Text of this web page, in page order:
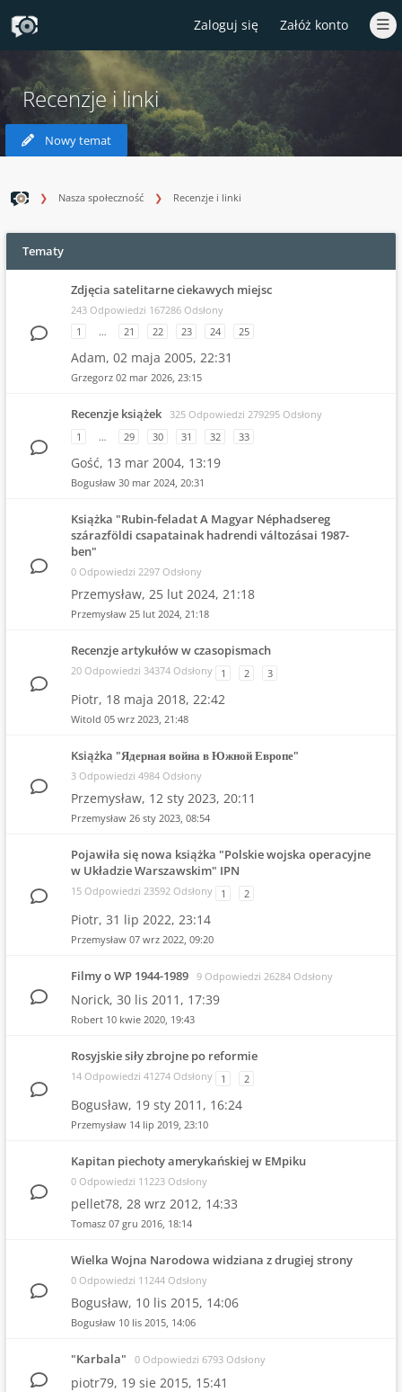
Zaloguj się Załóż konto
Recenzje i linki
Nowy temat
Nasza społeczność Recenzje i linki
Tematy
Zdjęcia satelitarne ciekawych miejsc
243 Odpowiedzi 167286 Odsłony
1
… 21 22 23 24 25
Adam, 02 maja 2005, 22:31
Grzegorz 02 mar 2026, 23:15
Recenzje książek 325 Odpowiedzi 279295 Odsłony
1
… 29 30 31 32 33
Gość, 13 mar 2004, 13:19
Bogusław 30 mar 2024, 20:31
Książka "Rubin-feladat A Magyar Néphadsereg
szárazföldi csapatainak hadrendi változásai 1987-
ben"
0 Odpowiedzi 2297 Odsłony
Przemysław, 25 lut 2024, 21:18
Przemysław 25 lut 2024, 21:18
Recenzje artykułów w czasopismach
20 Odpowiedzi 34374 Odsłony 1 2 3
Piotr, 18 maja 2018, 22:42
Witold 05 wrz 2023, 21:48
Książka "Ядерная война в Южной Европе"
3 Odpowiedzi 4984 Odsłony
Przemysław, 12 sty 2023, 20:11
Przemysław 26 sty 2023, 08:54
Pojawiła się nowa książka "Polskie wojska operacyjne
w Układzie Warszawskim" IPN
15 Odpowiedzi 23592 Odsłony 1 2
Piotr, 31 lip 2022, 23:14
Przemysław 07 wrz 2022, 09:20
Filmy o WP 1944-1989 9 Odpowiedzi 26284 Odsłony
Norick, 30 lis 2011, 17:39
Robert 10 kwie 2020, 19:43
Rosyjskie siły zbrojne po reformie
14 Odpowiedzi 41274 Odsłony 1 2
Bogusław, 19 sty 2011, 16:24
Przemysław 14 lip 2019, 23:10
Kapitan piechoty amerykańskiej w EMpiku
0 Odpowiedzi 11223 Odsłony
pellet78, 28 wrz 2012, 14:33
Tomasz 07 gru 2016, 18:14
Wielka Wojna Narodowa widziana z drugiej strony
0 Odpowiedzi 11244 Odsłony
Bogusław, 10 lis 2015, 14:06
Bogusław 10 lis 2015, 14:06
"Karbala" 0 Odpowiedzi 6793 Odsłony
piotr79, 19 sie 2015, 15:41